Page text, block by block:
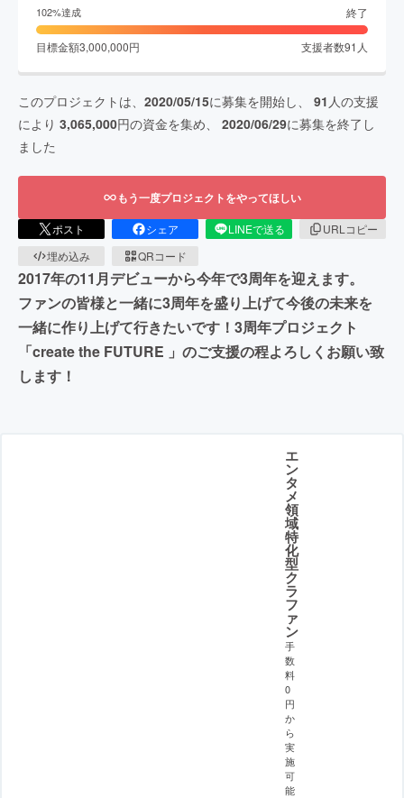
102%達成 終了
目標金額3,000,000円 支援者数91 人
このプロジェクトは、 2020/05/15に募集を開始し、 91 人の支援
により 3,065,000円の資金を集め、 2020/06/29に募集を終了し
ました
もう一度プロジェクトをやってほしい
ポスト シェア LINEで送る
URLコピー
埋め込み
QRコード
2017年の11月デビューから今年で3周年を迎えます。
ファンの皆様と一緒に3周年を盛り上げて今後の未来を
一緒に作り上げて行きたいです！3周年プロジェクト
「create the FUTURE 」のご支援の程よろしくお願い致
します！
エ
ン
タ
メ
領
域
特
化
型
ク
ラ
フ
ァ
ン
手
数
料
0
円
か
ら
実
施
可
能